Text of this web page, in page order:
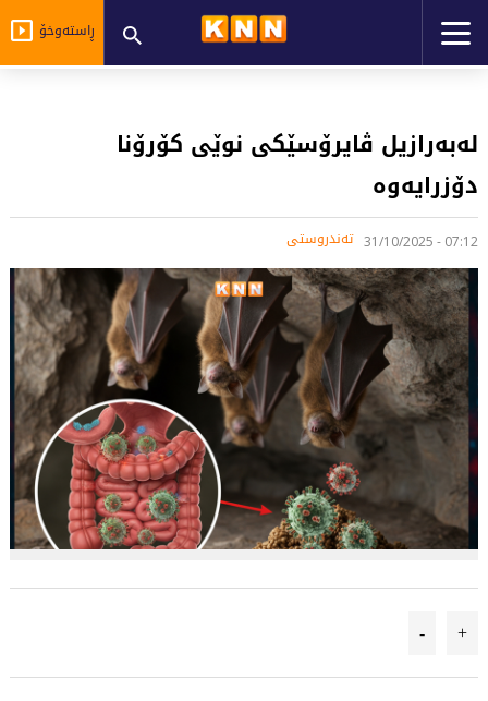
ڕاستەوخۆ
له‌به‌رازیل ڤایرۆسێكی نوێی كۆرۆنا
دۆزرایه‌وه‌
07:12 - 31/10/2025 تەندروستی
+
-